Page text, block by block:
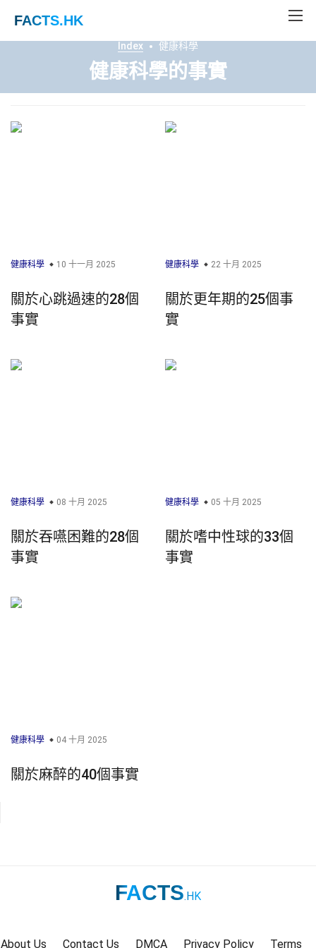
FACTS.HK
Index 健康科學
健康科學的事實
健康科學 10 十一月 2025
關於心跳過速的28個
事實
健康科學 22 十月 2025
關於更年期的25個事
實
健康科學 08 十月 2025
關於吞嚥困難的28個
事實
健康科學 05 十月 2025
關於嗜中性球的33個
事實
健康科學 04 十月 2025
關於麻醉的40個事實
FACTS.HK
About Us Contact Us DMCA Privacy Policy Terms